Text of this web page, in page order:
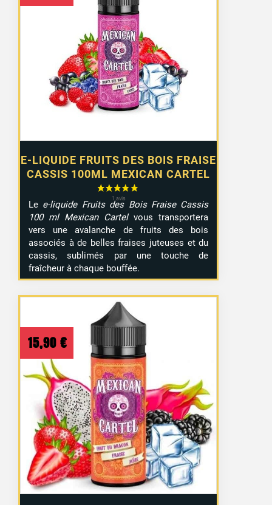
E-LIQUIDE FRUITS DES BOIS FRAISE
CASSIS 100ML MEXICAN CARTEL
Le e-liquide Fruits des Bois Fraise Cassis
100 ml Mexican Cartelvous transportera
vers une avalanche de fruits des bois
associés à de belles fraises juteuses et du
cassis, sublimés par une touche de
fraîcheur à chaque bouffée.
15,90 €